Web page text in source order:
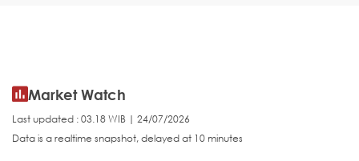
Market Watch
Last updated : 03.18 WIB | 24/07/2026
Data is a realtime snapshot, delayed at 10 minutes